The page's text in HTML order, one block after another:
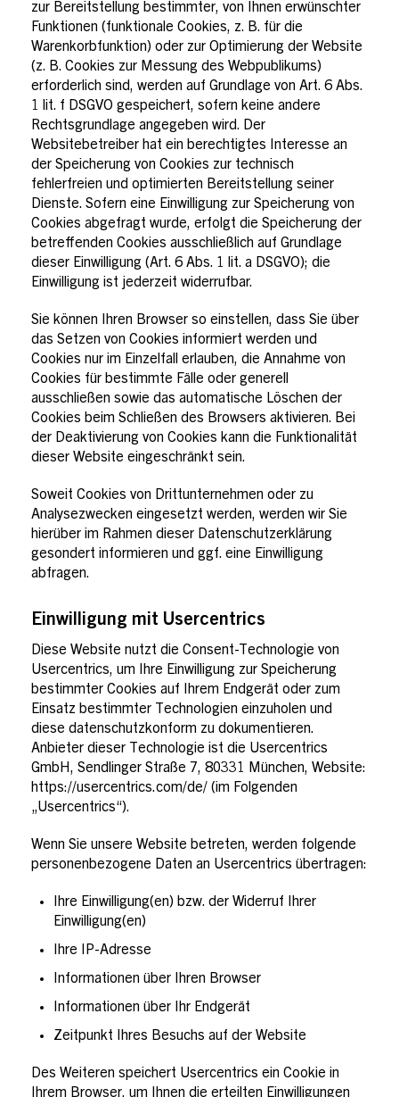
zur Bereitstellung bestimmter, von Ihnen erwünschter
Funktionen (funktionale Cookies, z. B. für die
Warenkorbfunktion) oder zur Optimierung der Website
(z. B. Cookies zur Messung des Webpublikums)
erforderlich sind, werden auf Grundlage von Art. 6 Abs.
1 lit. f DSGVO gespeichert, sofern keine andere
Rechtsgrundlage angegeben wird. Der
Websitebetreiber hat ein berechtigtes Interesse an
der Speicherung von Cookies zur technisch
fehlerfreien und optimierten Bereitstellung seiner
Dienste. Sofern eine Einwilligung zur Speicherung von
Cookies abgefragt wurde, erfolgt die Speicherung der
betreffenden Cookies ausschließlich auf Grundlage
dieser Einwilligung (Art. 6 Abs. 1 lit. a DSGVO); die
Einwilligung ist jederzeit widerrufbar.
Sie können Ihren Browser so einstellen, dass Sie über
das Setzen von Cookies informiert werden und
Cookies nur im Einzelfall erlauben, die Annahme von
Cookies für bestimmte Fälle oder generell
ausschließen sowie das automatische Löschen der
Cookies beim Schließen des Browsers aktivieren. Bei
der Deaktivierung von Cookies kann die Funktionalität
dieser Website eingeschränkt sein.
Soweit Cookies von Drittunternehmen oder zu
Analysezwecken eingesetzt werden, werden wir Sie
hierüber im Rahmen dieser Datenschutzerklärung
gesondert informieren und ggf. eine Einwilligung
abfragen.
Einwilligung mit Usercentrics
Diese Website nutzt die Consent-Technologie von
Usercentrics, um Ihre Einwilligung zur Speicherung
bestimmter Cookies auf Ihrem Endgerät oder zum
Einsatz bestimmter Technologien einzuholen und
diese datenschutzkonform zu dokumentieren.
Anbieter dieser Technologie ist die Usercentrics
GmbH, Sendlinger Straße 7, 80331 München, Website:
https://usercentrics.com/de/ (im Folgenden
„Usercentrics“).
Wenn Sie unsere Website betreten, werden folgende
personenbezogene Daten an Usercentrics übertragen:
Ihre Einwilligung(en) bzw. der Widerruf Ihrer
Einwilligung(en)
Ihre IP-Adresse
Informationen über Ihren Browser
Informationen über Ihr Endgerät
Zeitpunkt Ihres Besuchs auf der Website
Des Weiteren speichert Usercentrics ein Cookie in
Ihrem Browser, um Ihnen die erteilten Einwilligungen